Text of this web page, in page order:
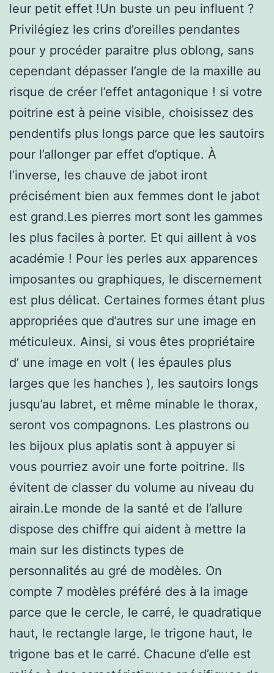
leur petit effet !Un buste un peu influent ?
Privilégiez les crins d’oreilles pendantes
pour y procéder paraitre plus oblong, sans
cependant dépasser l’angle de la maxille au
risque de créer l’effet antagonique ! si votre
poitrine est à peine visible, choisissez des
pendentifs plus longs parce que les sautoirs
pour l’allonger par effet d’optique. À
l’inverse, les chauve de jabot iront
précisément bien aux femmes dont le jabot
est grand.Les pierres mort sont les gammes
les plus faciles à porter. Et qui aillent à vos
académie ! Pour les perles aux apparences
imposantes ou graphiques, le discernement
est plus délicat. Certaines formes étant plus
appropriées que d’autres sur une image en
méticuleux. Ainsi, si vous êtes propriétaire
d’ une image en volt ( les épaules plus
larges que les hanches ), les sautoirs longs
jusqu’au labret, et même minable le thorax,
seront vos compagnons. Les plastrons ou
les bijoux plus aplatis sont à appuyer si
vous pourriez avoir une forte poitrine. Ils
évitent de classer du volume au niveau du
airain.Le monde de la santé et de l’allure
dispose des chiffre qui aident à mettre la
main sur les distincts types de
personnalités au gré de modèles. On
compte 7 modèles préféré des à la image
parce que le cercle, le carré, le quadratique
haut, le rectangle large, le trigone haut, le
trigone bas et le carré. Chacune d’elle est